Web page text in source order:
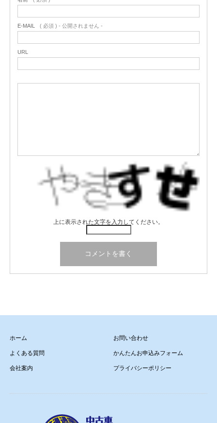
E-MAIL ( 必須 ) - 公開されません -
URL
上に表示された文字を入力してください。
ホーム
よくある質問
会社案内
お問い合わせ
かんたんお申込みフォーム
プライバシーポリシー